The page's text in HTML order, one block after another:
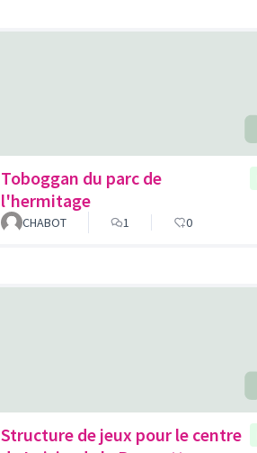
Toboggan du parc de
l'hermitage
CHABOT 1 0
Structure de jeux pour le centre